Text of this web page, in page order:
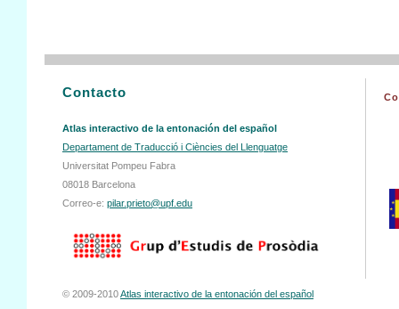
Contacto
Atlas interactivo de la entonación del español
Departament de Traducció i Ciències del Llenguatge
Universitat Pompeu Fabra
08018 Barcelona
Correo-e: pilar.prieto@upf.edu
© 2009-2010Atlas interactivo de la entonación del español